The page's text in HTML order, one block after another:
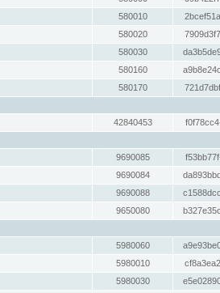
580010
580020
580030
580160
580170
42840453
9690085
9690084
9690088
9650080
5980060
5980010
5980030